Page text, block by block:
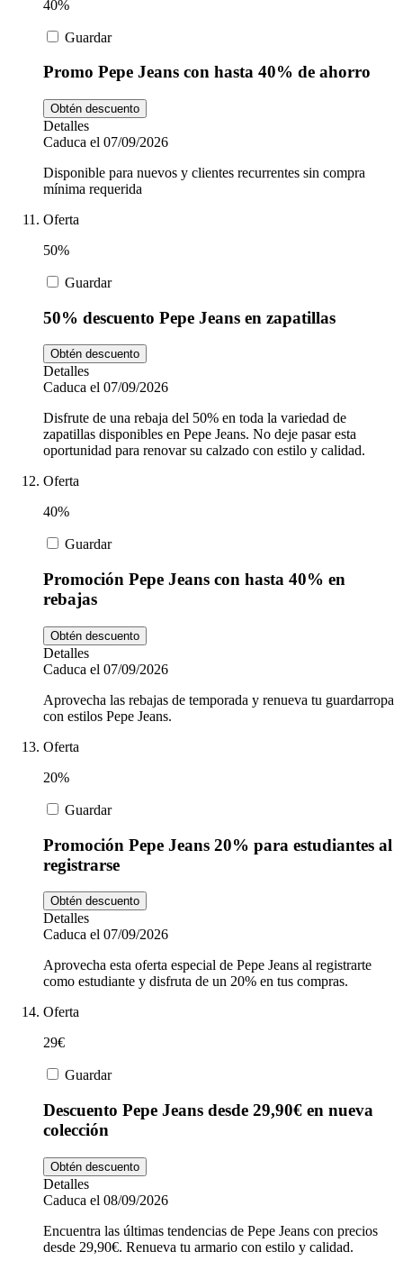
40%
Guardar
Promo Pepe Jeans con hasta 40% de ahorro
Obtén descuento
Detalles
Caduca el 07/09/2026
Disponible para nuevos y clientes recurrentes sin compra
mínima requerida
Oferta
50%
Guardar
50% descuento Pepe Jeans en zapatillas
Obtén descuento
Detalles
Caduca el 07/09/2026
Disfrute de una rebaja del 50% en toda la variedad de
zapatillas disponibles en Pepe Jeans. No deje pasar esta
oportunidad para renovar su calzado con estilo y calidad.
Oferta
40%
Guardar
Promoción Pepe Jeans con hasta 40% en
rebajas
Obtén descuento
Detalles
Caduca el 07/09/2026
Aprovecha las rebajas de temporada y renueva tu guardarropa
con estilos Pepe Jeans.
Oferta
20%
Guardar
Promoción Pepe Jeans 20% para estudiantes al
registrarse
Obtén descuento
Detalles
Caduca el 07/09/2026
Aprovecha esta oferta especial de Pepe Jeans al registrarte
como estudiante y disfruta de un 20% en tus compras.
Oferta
29€
Guardar
Descuento Pepe Jeans desde 29,90€ en nueva
colección
Obtén descuento
Detalles
Caduca el 08/09/2026
Encuentra las últimas tendencias de Pepe Jeans con precios
desde 29,90€. Renueva tu armario con estilo y calidad.